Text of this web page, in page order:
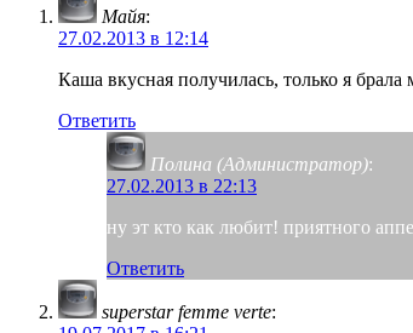
Майя:
27.02.2013 в 12:14
Каша вкусная получилась, только я
Ответить
Полина (Администратор):
27.02.2013 в 22:13
ну эт кто как любит! приятного
Ответить
superstar femme verte: